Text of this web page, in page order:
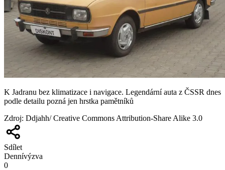
K Jadranu bez klimatizace i navigace. Legendární auta z ČSSR dnes
podle detailu pozná jen hrstka pamětníků
Zdroj: Ddjahh/ Creative Commons Attribution-Share Alike 3.0
Sdílet
Dennívýzva
0